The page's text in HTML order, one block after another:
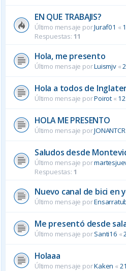
EN QUE TRABAJIS?
Último mensaje porJuraf01 «
Respuestas: 11
Hola, me presento
Último mensaje porLuismjv«
Hola a todos de
Último mensaje porPoirot «
HOLA ME PRESENTO
Último mensaje porJONANTCR
Saludos desde
Último mensaje por
Respuestas: 1
Nuevo canal de bici
Último mensaje por
Me presentó desde
Último mensaje porSanti16 «
Holaaa
Último mensaje porKaken «